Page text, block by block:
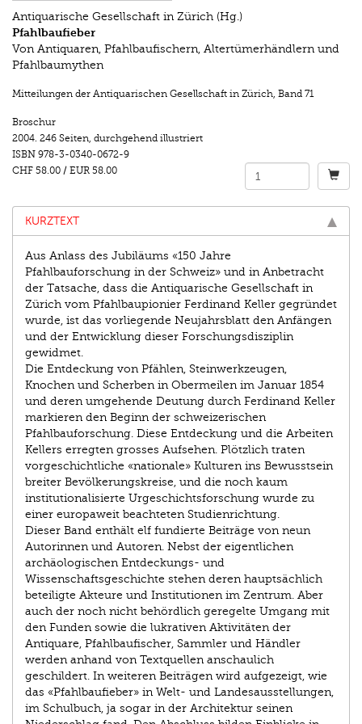
Antiquarische Gesellschaft in Zürich (Hg.)
Pfahlbaufieber
Von Antiquaren, Pfahlbaufischern, Altertümerhändlern und
Pfahlbaumythen
Mitteilungen der Antiquarischen Gesellschaft in Zürich, Band 71
Broschur
2004. 246 Seiten, durchgehend illustriert
ISBN 978-3-0340-0672-9
CHF 58.00 / EUR 58.00
KURZTEXT
Aus Anlass des Jubiläums «150 Jahre
Pfahlbauforschung in der Schweiz» und in Anbetracht
der Tatsache, dass die Antiquarische Gesellschaft in
Zürich vom Pfahlbaupionier Ferdinand Keller gegründet
wurde, ist das vorliegende Neujahrsblatt den Anfängen
und der Entwicklung dieser Forschungsdisziplin
gewidmet.
Die Entdeckung von Pfählen, Steinwerkzeugen,
Knochen und Scherben in Obermeilen im Januar 1854
und deren umgehende Deutung durch Ferdinand Keller
markieren den Beginn der schweizerischen
Pfahlbauforschung. Diese Entdeckung und die Arbeiten
Kellers erregten grosses Aufsehen. Plötzlich traten
vorgeschichtliche «nationale» Kulturen ins Bewusstsein
breiter Bevölkerungskreise, und die noch kaum
institutionalisierte Urgeschichtsforschung wurde zu
einer europaweit beachteten Studienrichtung.
Dieser Band enthält elf fundierte Beiträge von neun
Autorinnen und Autoren. Nebst der eigentlichen
archäologischen Entdeckungs- und
Wissenschaftsgeschichte stehen deren hauptsächlich
beteiligte Akteure und Institutionen im Zentrum. Aber
auch der noch nicht behördlich geregelte Umgang mit
den Funden sowie die lukrativen Aktivitäten der
Antiquare, Pfahlbaufischer, Sammler und Händler
werden anhand von Textquellen anschaulich
geschildert. In weiteren Beiträgen wird aufgezeigt, wie
das «Pfahlbaufieber» in Welt- und Landesausstellungen,
im Schulbuch, ja sogar in der Architektur seinen